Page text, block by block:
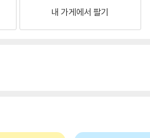
내 가게에서 팔기